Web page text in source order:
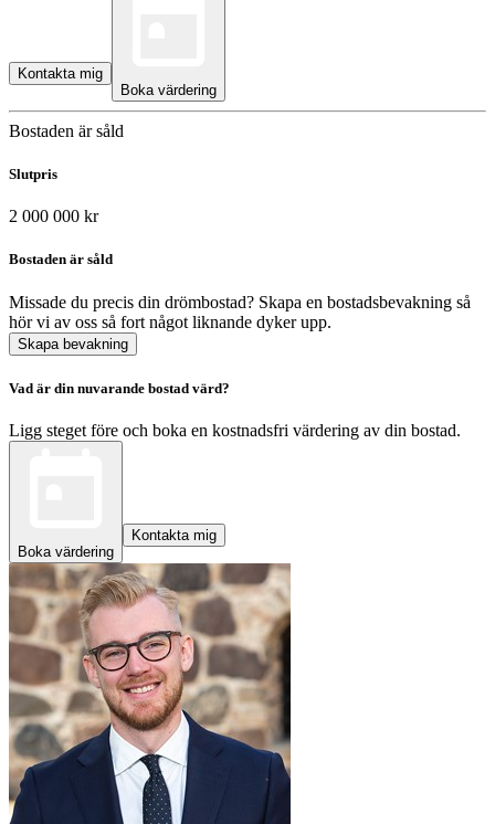
Kontakta mig
Boka värdering
Bostaden är såld
Slutpris
2 000 000 kr
Bostaden är såld
Missade du precis din drömbostad? Skapa en bostadsbevakning så
hör vi av oss så fort något liknande dyker upp.
Skapa bevakning
Vad är din nuvarande bostad värd?
Ligg steget före och boka en kostnadsfri värdering av din bostad.
Boka värdering
Kontakta mig